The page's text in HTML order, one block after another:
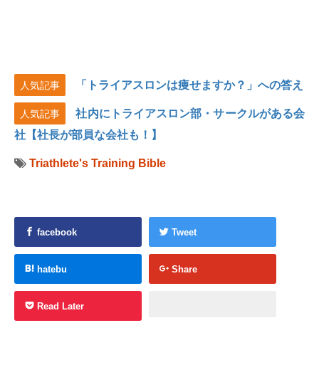
人気記事 「トライアスロンは痩せますか？」への答え
人気記事
社内にトライアスロン部・サークルがある会
社【社長が部員な会社も！】
Triathlete's Training Bible
facebook Tweet
hatebu Share
Read Later